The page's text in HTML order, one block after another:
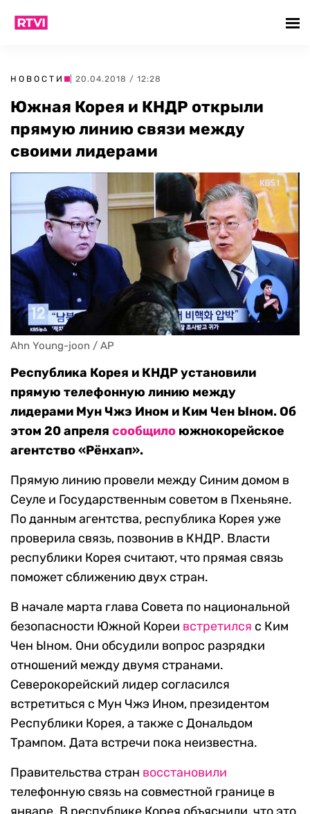
НОВОСТИ | 20.04.2018 / 12:28
Южная Корея и КНДР открыли
прямую линию связи между
своими лидерами
Ahn Young-joon / AP
Республика Корея и КНДР установили
прямую телефонную линию между
лидерами Мун Чжэ Ином и Ким Чен Ыном. Об
этом 20 апреля сообщило южнокорейское
агентство «Рёнхап».
Прямую линию провели между Синим домом в
Сеуле и Государственным советом в Пхеньяне.
По данным агентства, республика Корея уже
проверила связь, позвонив в КНДР. Власти
республики Корея считают, что прямая связь
поможет сближению двух стран.
В начале марта глава Совета по национальной
безопасности Южной Кореи встретился с Ким
Чен Ыном. Они обсудили вопрос разрядки
отношений между двумя странами.
Северокорейский лидер согласился
встретиться с Мун Чжэ Ином, президентом
Республики Корея, а также с Дональдом
Трампом. Дата встречи пока неизвестна.
Правительства стран восстановили
телефонную связь на совместной границе в